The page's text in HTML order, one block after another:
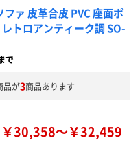
ァ 皮革合皮 PVC 座面ポ
トロアンティーク調 SO-
で
品が3商品あります
￥30,358～￥32,459